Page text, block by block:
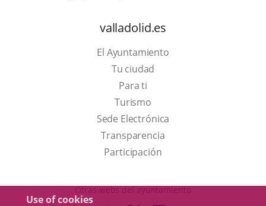
Use of cookies
valladolid.es
El Ayuntamiento
Tu ciudad
Para ti
TurismoThis
link
will
open
a
Sede Electrónica
Transparencia
Participación
Otras webs del ayuntamiento